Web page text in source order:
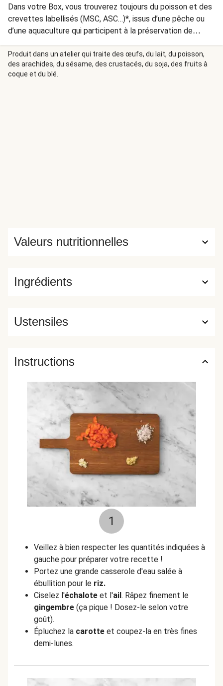
Dans votre Box, vous trouverez toujours du poisson et des
crevettes labellisés (MSC, ASC…)*, issus d’une pêche ou
d’une aquaculture qui participent à la préservation de
l'environnement. *D'autres labels de pêche durable
peuvent également être présents selon
l'approvisionnement
Produit dans un atelier qui traite des œufs, du lait, du poisson,
des arachides, du sésame, des crustacés, du soja, des fruits à
coque et du blé.
Ingrédients
Valeurs nutritionnelles
Ustensiles
Instructions
1
Veillez à bien respecter les quantités indiquées à
gauche pour préparer votre recette !
Portez une grande casserole d'eau salée à
ébullition pour le riz.
Ciselez l'échalote et l'ail. Râpez finement le
gingembre (ça pique ! Dosez-le selon votre
goût).
Épluchez la carotte et coupez-la en très fines
demi-lunes.